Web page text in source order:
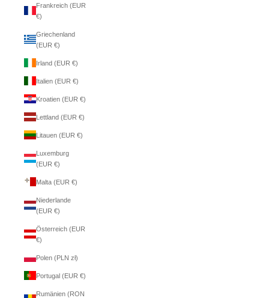
Frankreich (EUR
€)
Griechenland
(EUR €)
Irland (EUR €)
Italien (EUR €)
Kroatien (EUR €)
Lettland (EUR €)
Litauen (EUR €)
Luxemburg
(EUR €)
Malta (EUR €)
Niederlande
(EUR €)
Österreich (EUR
€)
Polen (PLN zł)
Portugal (EUR €)
Rumänien (RON